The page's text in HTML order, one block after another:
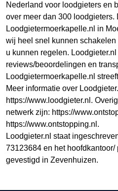
Nederland voor loodgieters en
over meer dan 300 loodgieters.
Loodgietermoerkapelle.nl in
wij heel snel kunnen
u kunnen regelen.
reviews/beoordelingen en
Loodgietermoerkapelle.nl
Meer informatie over
https://www.loodgieter.nl.
netwerk zijn: https://
https://www.ontstopping.nl.
Loodgieter.nl staat
73123684 en het
gevestigd in Zevenhuizen.